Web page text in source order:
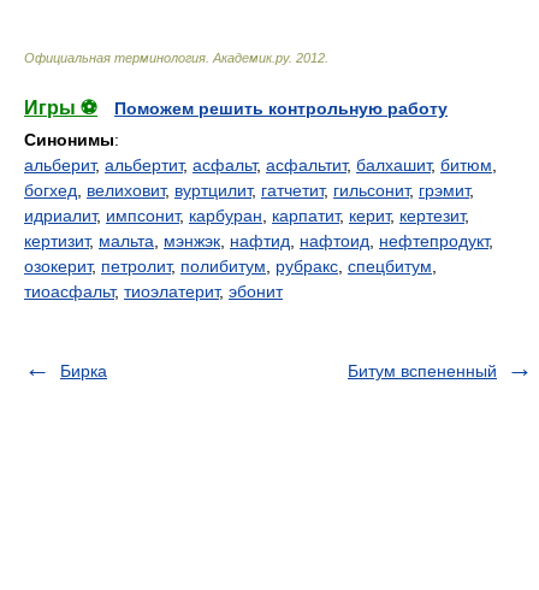
Официальная терминология Академик.ру. 2012
Игры ⚽
Поможем решить контрольную работу
Синонимы:
альберит, альбертит, асфальт, асфальтит, балхашит, битюм
богхед
велиховит, вуртцилит, гатчетит, гильсонит, грэмит,
идриалит, импсонит, карбуран карпатит, керит, кертезит,
кертизит, мальта мэнжэк нафтид нафтоид нефтепродукт,
озокерит, петролит, полибитум рубракс спецбитум
тиоасфальт, тиоэлатерит, эбонит
Бирка Битум вспененный